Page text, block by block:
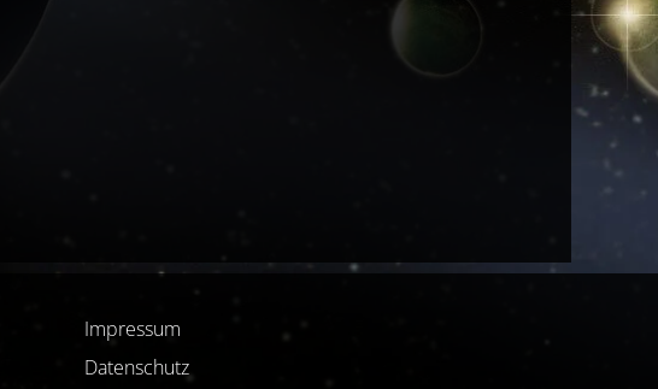
Impressum
Datenschutz